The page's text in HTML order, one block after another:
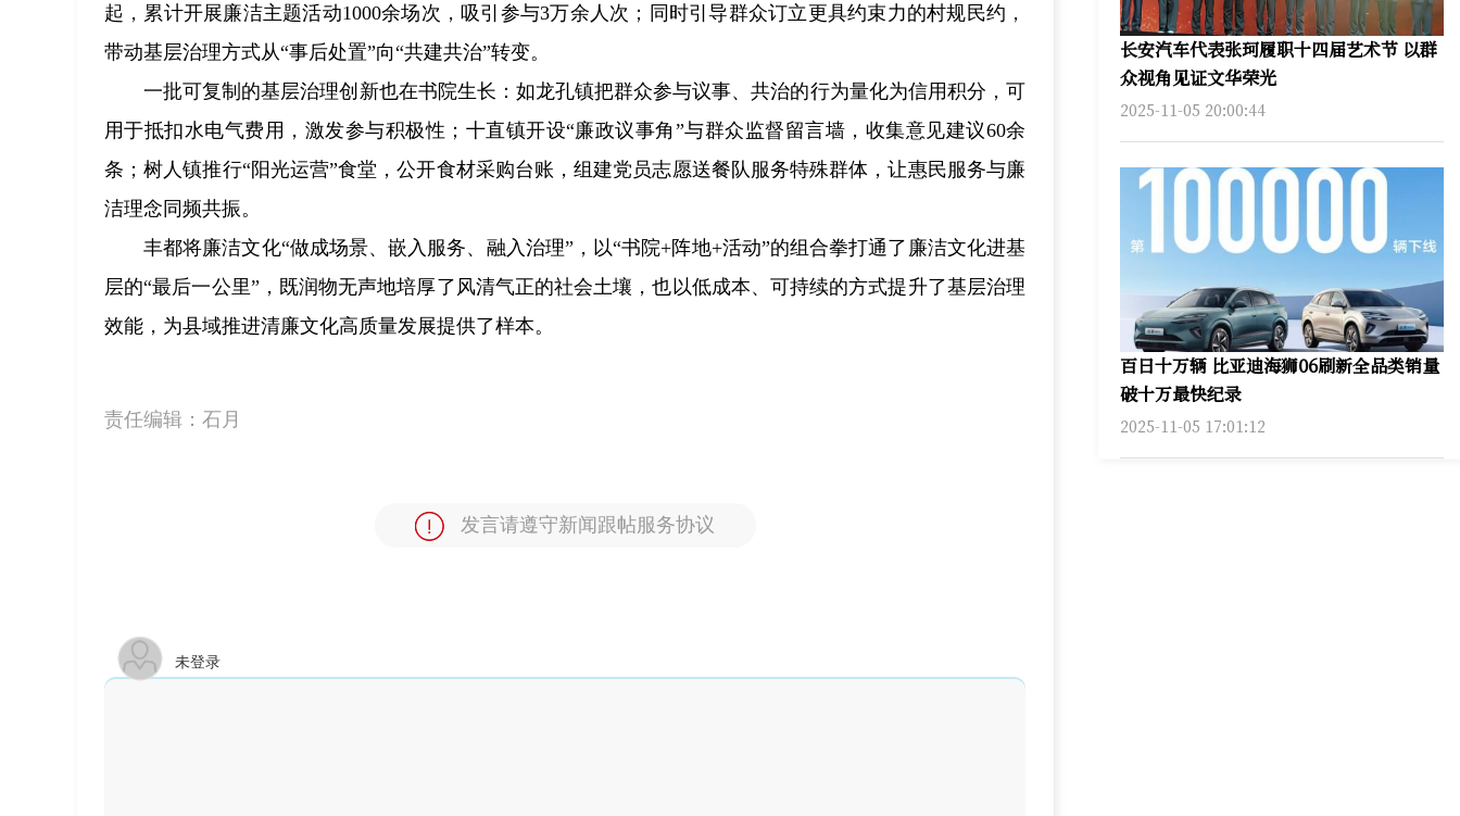
起，累计开展廉洁主题活动1000余场次，吸引参与3万余人次；同时引导群众订立更具约束力的村规民约，
带动基层治理方式从“事后处置”向“共建共治”转变。
一批可复制的基层治理创新也在书院生长：如龙孔镇把群众参与议事、共治的行为量化为信用积分，可
用于抵扣水电气费用，激发参与积极性；十直镇开设“廉政议事角”与群众监督留言墙，收集意见建议60余
条；树人镇推行“阳光运营”食堂，公开食材采购台账，组建党员志愿送餐队服务特殊群体，让惠民服务与廉
洁理念同频共振。
丰都将廉洁文化“做成场景、嵌入服务、融入治理”，以“书院+阵地+活动”的组合拳打通了廉洁文化进基
层的“最后一公里”，既润物无声地培厚了风清气正的社会土壤，也以低成本、可持续的方式提升了基层治理
效能，为县域推进清廉文化高质量发展提供了样本。
责任编辑： 石月
发言请遵守新闻跟帖服务协议
未登录
长安汽车代表张珂履职十四届艺术节 以群
众视角见证文华荣光
2025-11-05 20:00:44
百日十万辆 比亚迪海狮06刷新全品类销量
破十万最快纪录
2025-11-05 17:01:12